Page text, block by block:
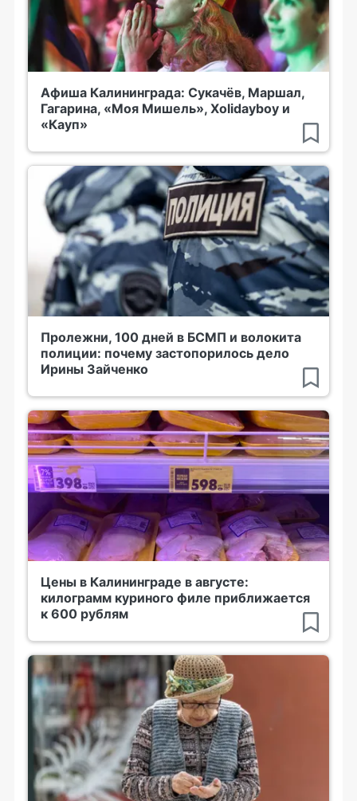
Афиша Калининграда: Сукачёв, Маршал,
Гагарина, «Моя Мишель», Xolidayboy и
«Кауп»
Пролежни, 100 дней в БСМП и волокита
полиции: почему застопорилось дело
Ирины Зайченко
Цены в Калининграде в августе:
килограмм куриного филе приближается
к 600 рублям